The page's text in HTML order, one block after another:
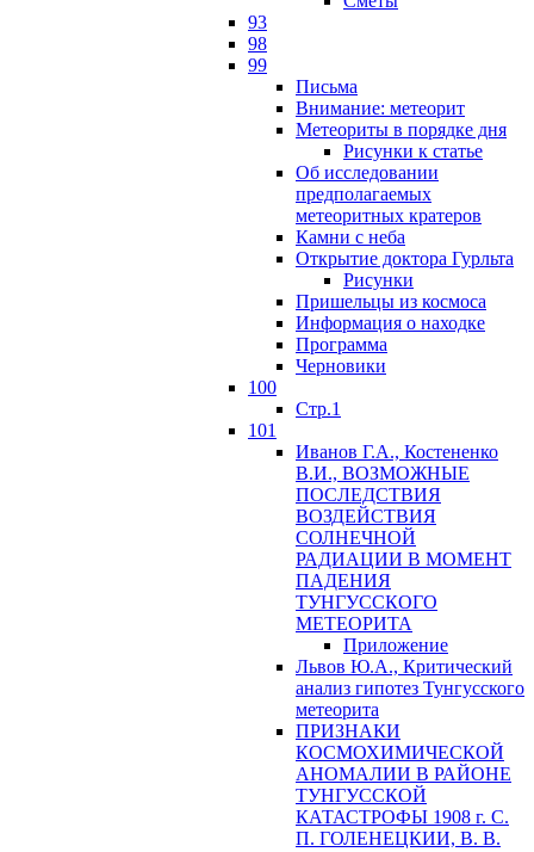
93
98
99
Письма
Внимание: метеорит
Метеориты в порядке дня
Рисунки к статье
Об исследовании
предполагаемых
метеоритных кратеров
Камни с неба
Открытие доктора Гурльта
Рисунки
Пришельцы из космоса
Информация о находке
Программа
Черновики
100
Стр.1
101
Иванов Г.А., Костененко
В.И., ВОЗМОЖНЫЕ
ПОСЛЕДСТВИЯ
ВОЗДЕЙСТВИЯ
СОЛНЕЧНОЙ
РАДИАЦИИ В МОМЕНТ
ПАДЕНИЯ
ТУНГУССКОГО
MЕТЕОРИТА
Приложение
Львов Ю.A., Критический
анализ гипотез Тунгусского
метеорита
ПРИЗНАКИ
КОСМОХИМИЧЕСКОЙ
АНОМАЛИИ В РАЙОНЕ
ТУНГУССКОЙ
КАТАСТРОФЫ 1908 г. С.
П. ГОЛЕНЕЦКИИ, В. В.